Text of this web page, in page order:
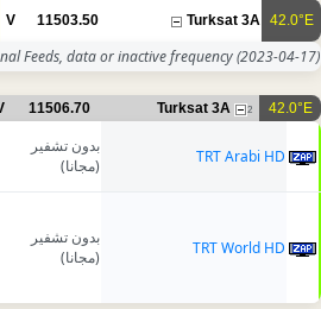
42.0°E
Turksat 3A
11503.50
V
Feeds, data or inactive frequency(2023-04-17)
42.0°E
Turksat 3A 2
11506.70
TRT Arabi HD
بدون تشفير
(مجانا)
TRT World HD
بدون تشفير
(مجانا)